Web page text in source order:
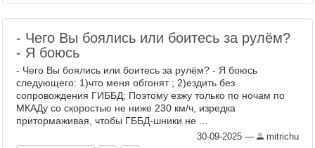
- Чего Вы боялись или боитесь за рулём?
- Я боюсь
- Чего Вы боялись или боитесь за рулём? - Я боюсь
следующего: 1)что меня обгонят ; 2)ездить без
сопровождения ГИББД; Поэтому езжу только по ночам по
МКАДу со скоростью не ниже 230 км/ч, изредка
притормаживая, чтобы ГББД-шники не ...
30-09-2025 — mitrichu